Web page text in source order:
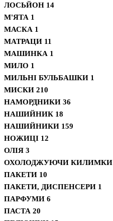
ЛОСЬЙОН 14
М'ЯТА 1
МАСКА 1
МАТРАЦИ 11
МАШИНКА 1
МИЛО 1
МИЛЬНІ БУЛЬБАШКИ 1
МИСКИ 210
НАМОРДНИКИ 36
НАШИЙНИК 18
НАШИЙНИКИ 159
НОЖИЦІ 12
ОЛІЯ 3
ОХОЛОДЖУЮЧИ КИЛИМКИ
ПАКЕТИ 10
ПАКЕТИ, ДИСПЕНСЕРИ 1
ПАРФУМИ 6
ПАСТА 20